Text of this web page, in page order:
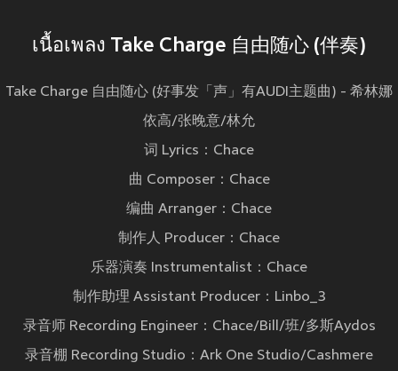
เนื้อเพลง Take Charge 自由随心 (伴奏)
Take Charge 自由随心 (好事发「声」有AUDI主题曲) - 希林娜
依高/张晚意/林允
词 Lyrics：Chace
曲 Composer：Chace
编曲 Arranger：Chace
制作人 Producer：Chace
乐器演奏 Instrumentalist：Chace
制作助理 Assistant Producer：Linbo_3
录音师 Recording Engineer：Chace/Bill/班/多斯Aydos
录音棚 Recording Studio：Ark One Studio/Cashmere